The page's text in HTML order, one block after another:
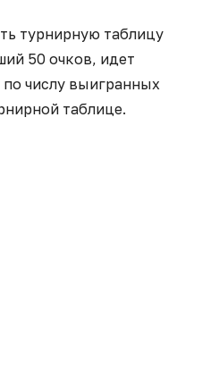
турнирную таблицу
50 очков, идет
числу выигранных
таблице.